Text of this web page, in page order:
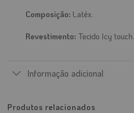
Composição: Latéx.
Revestimento: Tecido Icy touch.
Informação adicional
Produtos relacionados